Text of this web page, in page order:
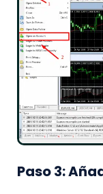
Paso 3: